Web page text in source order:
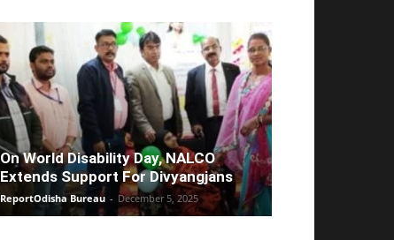
On World Disability Day, NALCO
Extends Support For Divyangjans
ReportOdisha Bureau - December 5, 2025